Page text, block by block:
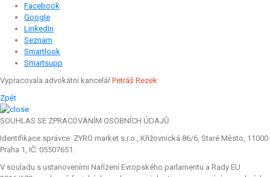
Facebook
Google
LinkedIn
Seznam
Smartlook
Smartsupp
Vypracovala advokátní kancelářPetráš Rezek
Zpět
SOUHLAS SE ZPRACOVÁNÍM OSOBNÍCH ÚDAJŮ
Identifikace správce: ZYRO market s.r.o., Křižovnická 86/6, Staré Město, 11000
Praha 1, IČ: 05507651.
V souladu s ustanoveními Nařízení Evropského parlamentu a Rady EU